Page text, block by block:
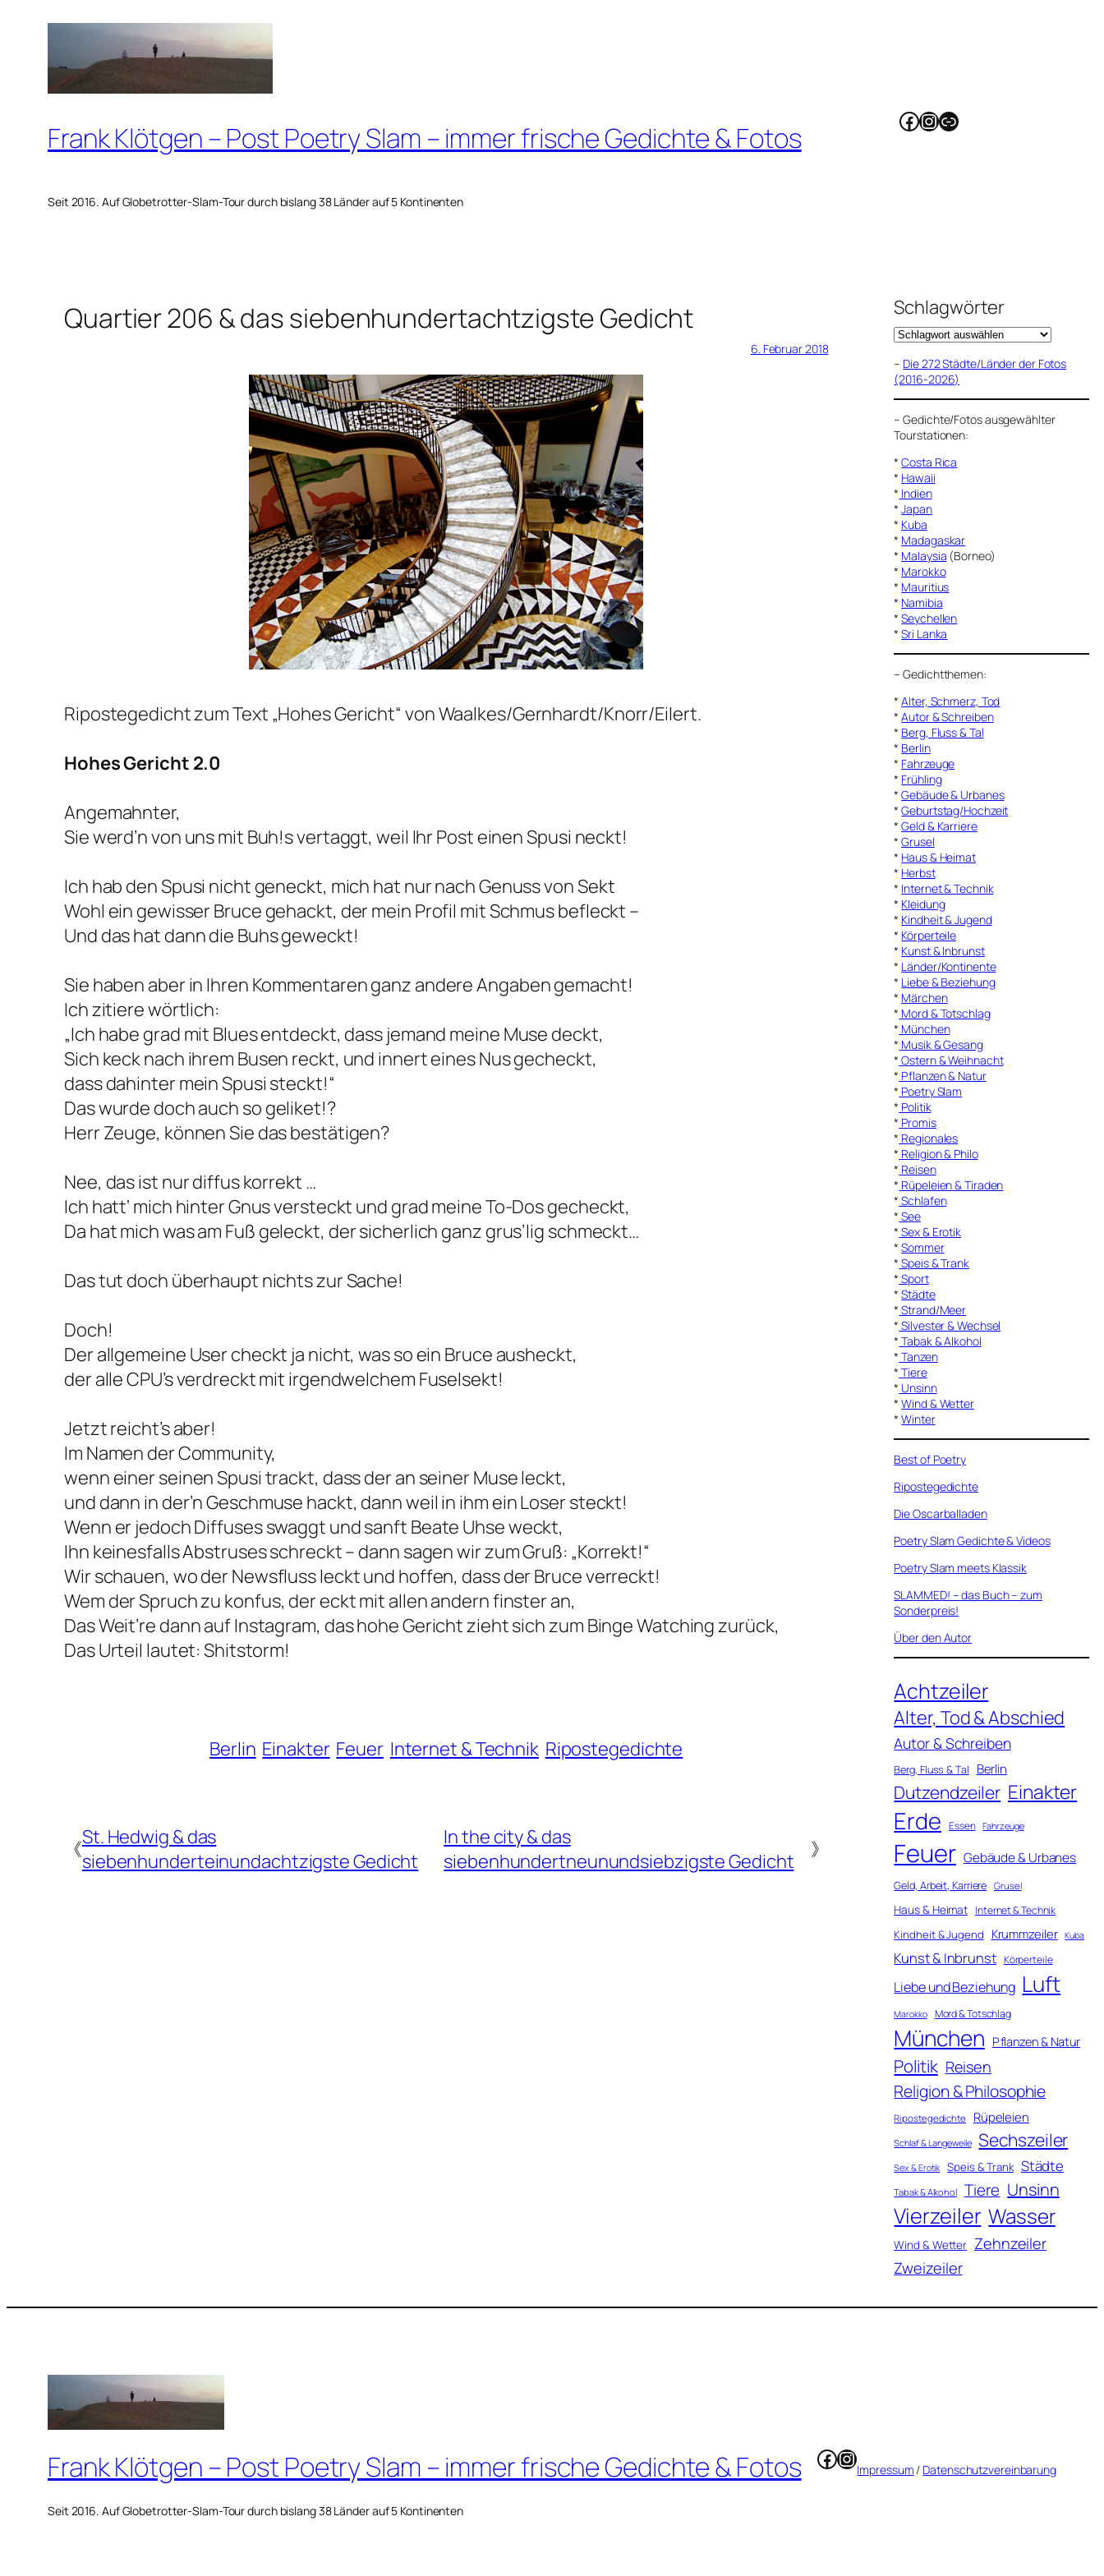
springen
Frank Klötgen – Post Poetry Slam – immer frische Gedichte & Fotos
Seit 2016. Auf Globetrotter-Slam-Tour durch bislang 38 Länder auf 5 Kontinenten
Facebook
Instagram
Link
Quartier 206 & das siebenhundertachtzigste Gedicht
6. Februar 2018
Ripostegedicht zum Text „Hohes Gericht“ von Waalkes/Gernhardt/Knorr/Eilert.
Hohes Gericht 2.0
Angemahnter,
Sie werd’n von uns mit Buh!s vertaggt, weil Ihr Post einen Spusi neckt!
Ich hab den Spusi nicht geneckt, mich hat nur nach Genuss von Sekt
Wohl ein gewisser Bruce gehackt, der mein Profil mit Schmus befleckt –
Und das hat dann die Buhs geweckt!
Sie haben aber in Ihren Kommentaren ganz andere Angaben gemacht!
Ich zitiere wörtlich:
„Ich habe grad mit Blues entdeckt, dass jemand meine Muse deckt,
Sich keck nach ihrem Busen reckt, und innert eines Nus gecheckt,
dass dahinter mein Spusi steckt!“
Das wurde doch auch so geliket!?
Herr Zeuge, können Sie das bestätigen?
Nee, das ist nur diffus korrekt …
Ich hatt‘ mich hinter Gnus versteckt und grad meine To-Dos gecheckt,
Da hat mich was am Fuß geleckt, der sicherlich ganz grus’lig schmeckt…
Das tut doch überhaupt nichts zur Sache!
Doch!
Der allgemeine User checkt ja nicht, was so ein Bruce ausheckt,
der alle CPU’s verdreckt mit irgendwelchem Fuselsekt!
Jetzt reicht’s aber!
Im Namen der Community,
wenn einer seinen Spusi trackt, dass der an seiner Muse leckt,
und dann in der’n Geschmuse hackt, dann weil in ihm ein Loser steckt!
Wenn er jedoch Diffuses swaggt und sanft Beate Uhse weckt,
Ihn keinesfalls Abstruses schreckt – dann sagen wir zum Gruß: „Korrekt!“
Wir schauen, wo der Newsfluss leckt und hoffen, dass der Bruce verreckt!
Wem der Spruch zu konfus, der eckt mit allen andern finster an,
Das Weit’re dann auf Instagram, das hohe Gericht zieht sich zum Binge Watching zurück,
Das Urteil lautet: Shitstorm!
Berlin Einakter Feuer Internet & Technik Ripostegedichte
《St. Hedwig & das
siebenhunderteinundachtzigste Gedicht
In the city & das
siebenhundertneunundsiebzigste Gedicht
》
Schlagwörter
– Die 272 Städte/Länder der Fotos
(2016-2026)
–Gedichte/Fotos ausgewählter
Tourstationen:
*Costa Rica
* Hawaii
* Indien
*Japan
* Kuba
* Madagaskar
* Malaysia (Borneo)
* Marokko
* Mauritius
* Namibia
*Seychellen
*Sri Lanka
–Gedichtthemen:
*Alter, Schmerz, Tod
*Autor & Schreiben
* Berg, Fluss & Tal
* Berlin
* Fahrzeuge
* Frühling
*Gebäude & Urbanes
*Geburtstag/Hochzeit
*Geld & Karriere
*Grusel
* Haus & Heimat
* Herbst
* Internet & Technik
* Kleidung
* Kindheit & Jugend
* Körperteile
* Kunst & Inbrunst
* Länder/Kontinente
* Liebe & Beziehung
* Märchen
* Mord & Totschlag
* München
* Musik & Gesang
* Ostern & Weihnacht
* Pflanzen & Natur
* Poetry Slam
* Politik
* Promis
* Regionales
* Religion & Philo
* Reisen
* Rüpeleien & Tiraden
* Schlafen
* See
* Sex & Erotik
*Sommer
* Speis & Trank
* Sport
*Städte
* Strand/Meer
* Silvester & Wechsel
* Tabak & Alkohol
* Tanzen
* Tiere
* Unsinn
*Wind & Wetter
*Winter
Best of Poetry
Ripostegedichte
Die Oscarballaden
Poetry Slam Gedichte & Videos
Poetry Slam meets Klassik
SLAMMED! – das Buch – zum
Sonderpreis!
Über den Autor
Achtzeiler
Alter, Tod & Abschied
Autor & Schreiben
Berg, Fluss & Tal Berlin
Dutzendzeiler Einakter
Erde Essen Fahrzeuge
Feuer Gebäude & Urbanes
Geld, Arbeit, Karriere Grusel
Haus & Heimat Internet & Technik
Kindheit & Jugend Krummzeiler Kuba
Kunst & Inbrunst Körperteile
Liebe und Beziehung Luft
Marokko Mord & Totschlag
München Pflanzen & Natur
Politik Reisen
Religion & Philosophie
Ripostegedichte Rüpeleien
Schlaf & Langeweile Sechszeiler
Sex & Erotik Speis & Trank Städte
Tabak & Alkohol Tiere Unsinn
Vierzeiler Wasser
Wind & Wetter Zehnzeiler
Zweizeiler
Frank Klötgen – Post Poetry Slam – immer frische Gedichte & Fotos
Seit 2016. Auf Globetrotter-Slam-Tour durch bislang 38 Länder auf 5 Kontinenten
Facebook
Instagram
Impressum / Datenschutzvereinbarung